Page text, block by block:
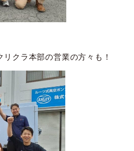
クラ本部の営業の方々も！